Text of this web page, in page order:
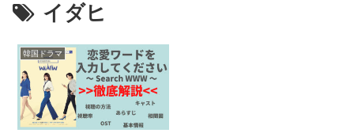
イダヒ
韓国ドラマ